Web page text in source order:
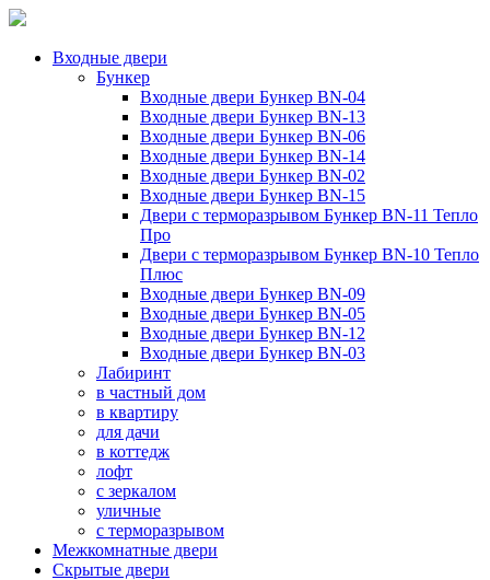
Входные двери
Бункер
Входные двери Бункер BN-04
Входные двери Бункер BN-13
Входные двери Бункер BN-06
Входные двери Бункер BN-14
Входные двери Бункер BN-02
Входные двери Бункер BN-15
Двери с терморазрывом Бункер BN-11 Тепло
Про
Двери с терморазрывом Бункер BN-10 Тепло
Плюс
Входные двери Бункер BN-09
Входные двери Бункер BN-05
Входные двери Бункер BN-12
Входные двери Бункер BN-03
Лабиринт
в частный дом
в квартиру
для дачи
в коттедж
лофт
с зеркалом
уличные
с терморазрывом
Межкомнатные двери
Скрытые двери